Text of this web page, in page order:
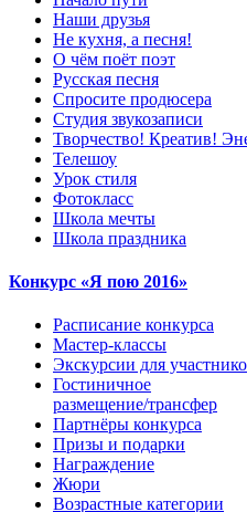
Наши друзья
Не кухня, а песня!
О чём поёт поэт
Русская песня
Спросите продюсера
Студия звукозаписи
Творчество! Креатив!
Телешоу
Урок стиля
Фотокласс
Школа мечты
Школа праздника
Конкурс «Я пою 2016»
Расписание конкурса
Мастер-классы
Экскурсии для
Гостиничное
размещение/трансфер
Партнёры конкурса
Призы и подарки
Награждение
Жюри
Возрастные категории